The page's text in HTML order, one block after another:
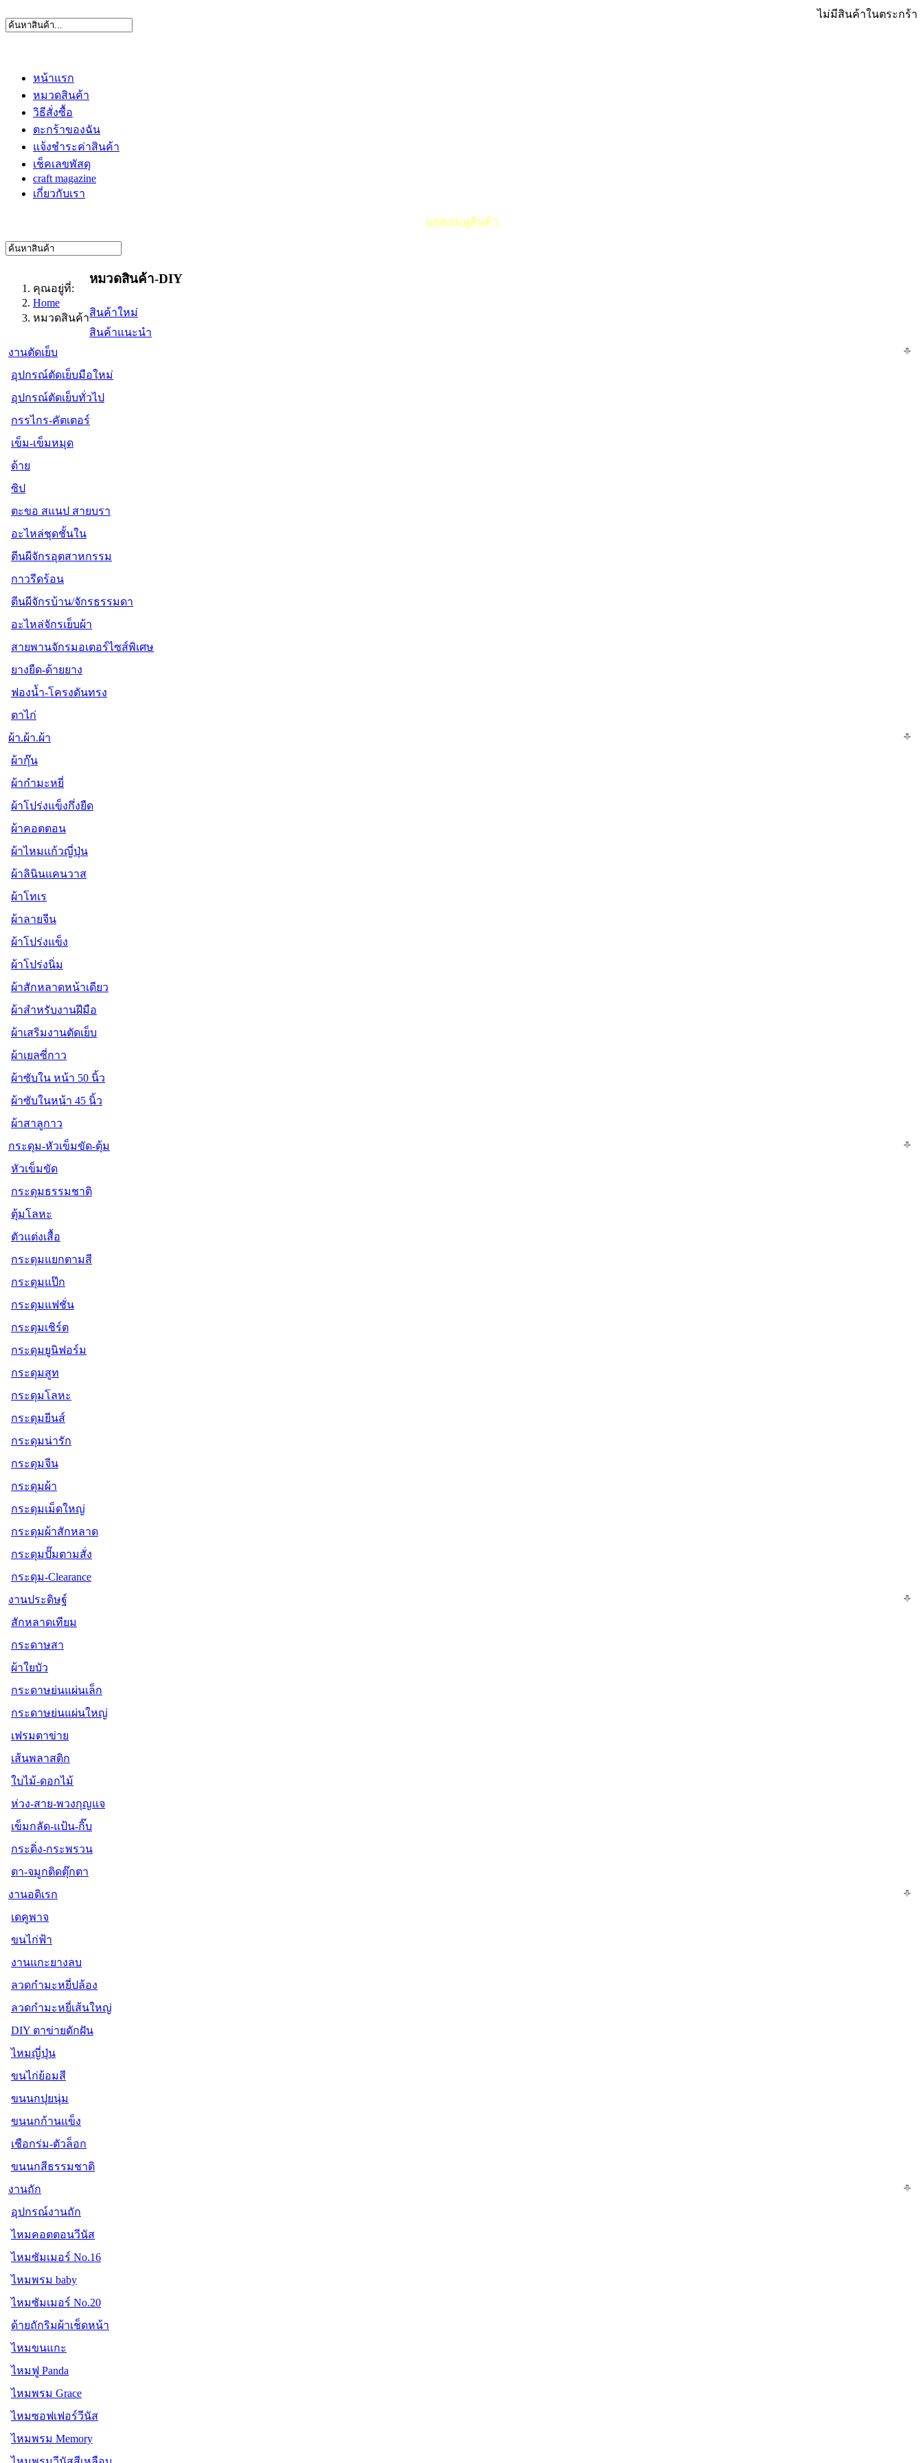
ไม่มีสินค้าในตระกร้า
หน้าแรก
หมวดสินค้า
วิธีสั่งซื้อ
ตะกร้าของฉัน
แจ้งชำระค่าสินค้า
เช็คเลขพัสดุ
craft magazine
เกี่ยวกับเรา
แสดงเมนูสินค้า
คุณอยู่ที่:
Home
หมวดสินค้า
หมวดสินค้า-DIY
สินค้าใหม่
สินค้าแนะนำ
งานตัดเย็บ
อุปกรณ์ตัดเย็บมือใหม่
อุปกรณ์ตัดเย็บทั่วไป
กรรไกร-คัตเตอร์
เข็ม-เข็มหมุด
ด้าย
ซิป
ตะขอ สแนป สายบรา
อะไหล่ชุดชั้นใน
ตีนผีจักรอุตสาหกรรม
กาวรีดร้อน
ตีนผีจักรบ้าน/จักรธรรมดา
อะไหล่จักรเย็บผ้า
สายพานจักรมอเตอร์ไซส์พิเศษ
ยางยืด-ด้ายยาง
ฟองน้ำ-โครงดันทรง
ตาไก่
ผ้า.ผ้า.ผ้า
ผ้ากุ๊น
ผ้ากำมะหยี่
ผ้าโปร่งแข็งกึ่งยืด
ผ้าคอตตอน
ผ้าไหมแก้วญี่ปุ่น
ผ้าลินินแคนวาส
ผ้าโทเร
ผ้าลายจีน
ผ้าโปร่งแข็ง
ผ้าโปร่งนิ่ม
ผ้าสักหลาดหน้าเดียว
ผ้าสำหรับงานฝีมือ
ผ้าเสริมงานตัดเย็บ
ผ้าเยลซี่กาว
ผ้าซับใน หน้า 50 นิ้ว
ผ้าซับในหน้า 45 นิ้ว
ผ้าสาลูกาว
กระดุม-หัวเข็มขัด-ตุ้ม
หัวเข็มขัด
กระดุมธรรมชาติ
ตุ้มโลหะ
ตัวแต่งเสื้อ
กระดุมแยกตามสี
กระดุมแป๊ก
กระดุมแฟชั่น
กระดุมเชิร์ต
กระดุมยูนิฟอร์ม
กระดุมสูท
กระดุมโลหะ
กระดุมยีนส์
กระดุมน่ารัก
กระดุมจีน
กระดุมผ้า
กระดุมเม็ดใหญ่
กระดุมผ้าสักหลาด
กระดุมปั๊มตามสั่ง
กระดุม-Clearance
งานประดิษฐ์
สักหลาดเทียม
กระดาษสา
ผ้าใยบัว
กระดาษย่นแผ่นเล็ก
กระดาษย่นแผ่นใหญ่
เฟรมตาข่าย
เส้นพลาสติก
ใบไม้-ดอกไม้
ห่วง-สาย-พวงกุญแจ
เข็มกลัด-แป้น-กิ๊บ
กระดิ่ง-กระพรวน
ตา-จมูกติดตุ๊กตา
งานอดิเรก
เดคูพาจ
ขนไก่ฟ้า
งานแกะยางลบ
ลวดกำมะหยี่ปล้อง
ลวดกำมะหยี่เส้นใหญ่
DIY ตาข่ายดักฝัน
ไหมญี่ปุ่น
ขนไก่ย้อมสี
ขนนกปุยนุ่ม
ขนนกก้านแข็ง
เชือกร่ม-ตัวล็อก
ขนนกสีธรรมชาติ
งานถัก
อุปกรณ์งานถัก
ไหมคอตตอนวีนัส
ไหมซัมเมอร์ No.16
ไหมพรม baby
ไหมซัมเมอร์ No.20
ด้ายถักริมผ้าเช็ดหน้า
ไหมขนแกะ
ไหมฟู Panda
ไหมพรม Grace
ไหมซอฟเฟอร์วีนัส
ไหมพรม Memory